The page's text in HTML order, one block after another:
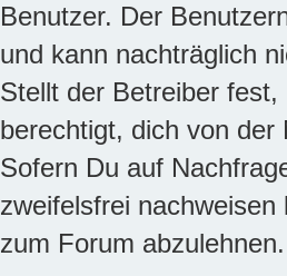
Benutzer. Der
und kann nachträglich
Stellt der Betreiber
berechtigt, dich von
Sofern Du auf
zweifelsfrei
zum Forum abzulehnen.